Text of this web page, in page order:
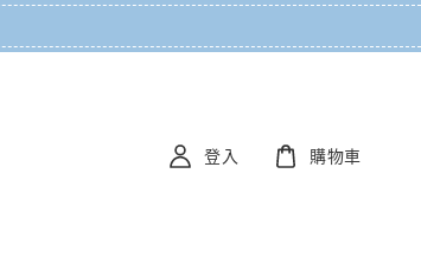
登入 購物車